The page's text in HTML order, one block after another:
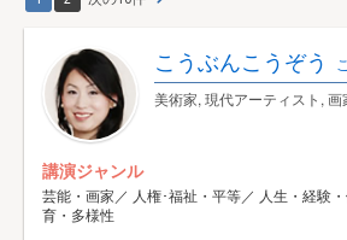
こうぶんこうぞう
美術家, 現代アーティスト, 画
講演ジャンル
芸能・画家／ 人権･福祉・平等／ 人生・経験
育・多様性